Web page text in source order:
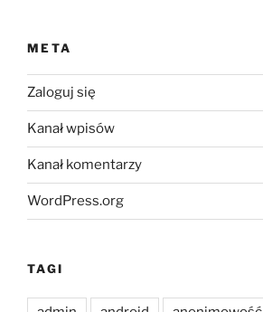
META
Zaloguj się
Kanał wpisów
Kanał komentarzy
WordPress.org
TAGI